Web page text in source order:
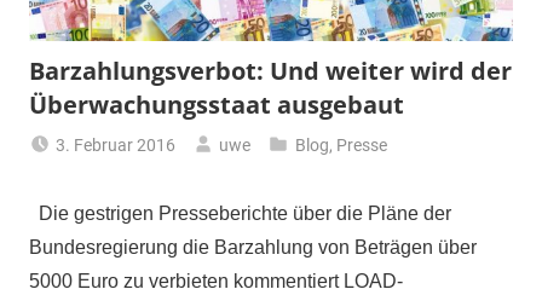
Barzahlungsverbot: Und weiter wird der
Überwachungsstaat ausgebaut
3. Februar 2016 uwe Blog, Presse
Die gestrigen Presseberichte über die Pläne der
Bundesregierung die Barzahlung von Beträgen über
5000 Euro zu verbieten kommentiert LOAD-